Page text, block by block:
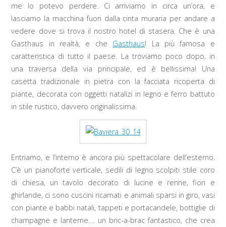
me lo potevo perdere. Ci arriviamo in circa un’ora, e
lasciamo la macchina fuori dalla cinta muraria per andare a
vedere dove si trova il nostro hotel di stasera. Che è una
Gasthaus in realtà, e che Gasthaus! La più famosa e
caratteristica di tutto il paese. La troviamo poco dopo, in
una traversa della via principale, ed è bellissima! Una
casetta tradizionale in pietra con la facciata ricoperta di
piante, decorata con oggetti natalizi in legno e ferro battuto
in stile rustico, davvero originalissima.
Entriamo, e l’interno è ancora più spettacolare dell’esterno.
C’è un pianoforte verticale, sedili di legno scolpiti stile coro
di chiesa, un tavolo decorato di lucine e renne, fiori e
ghirlande, ci sono cuscini ricamati e animali sparsi in giro, vasi
con piante e babbi natali, tappeti e portacandele, bottiglie di
champagne e lanterne…. un bric-a-brac fantastico, che crea